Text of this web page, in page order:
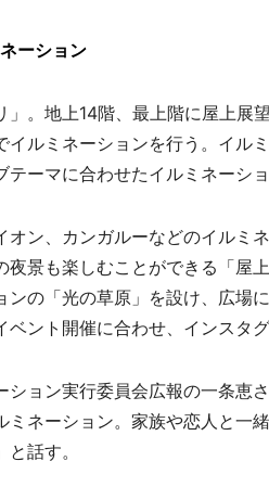
ーション
。地上14階、最上階に屋上展
イルミネーションを行う。イル
ーマに合わせたイルミネーシ
ン、カンガルーなどのイルミ
夜景も楽しむことができる「屋
ンの「光の草原」を設け、広場
ント開催に合わせ、インスタ
ョン実行委員会広報の一条恵
ミネーション。家族や恋人と一
話す。